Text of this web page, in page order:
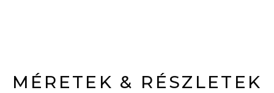
MÉRETEK & RÉSZLETEK